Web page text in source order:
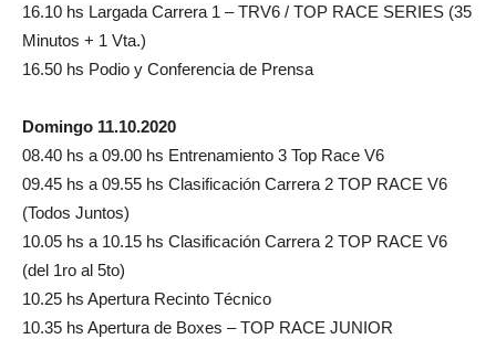
16.10 hs Largada Carrera 1 – TRV6 / TOP RACE SERIES (35
Minutos + 1 Vta.)
16.50 hs Podio y Conferencia de Prensa
Domingo 11.10.2020
08.40 hs a 09.00 hs Entrenamiento 3 Top Race V6
09.45 hs a 09.55 hs Clasificación Carrera 2 TOP RACE V6
(Todos Juntos)
10.05 hs a 10.15 hs Clasificación Carrera 2 TOP RACE V6
(del 1ro al 5to)
10.25 hs Apertura Recinto Técnico
10.35 hs Apertura de Boxes – TOP RACE JUNIOR